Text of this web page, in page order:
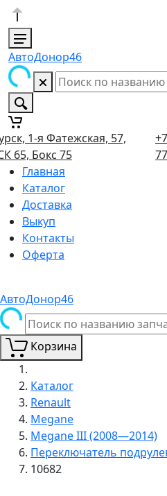
АвтоДонор46
1-я Фатежская, 57,
65, Бокс 75
Главная
Каталог
Доставка
Выкуп
Контакты
Оферта
АвтоДонор46
Корзина
Каталог
Renault
Megane
Megane III (2008—2014)
Переключатель
10682